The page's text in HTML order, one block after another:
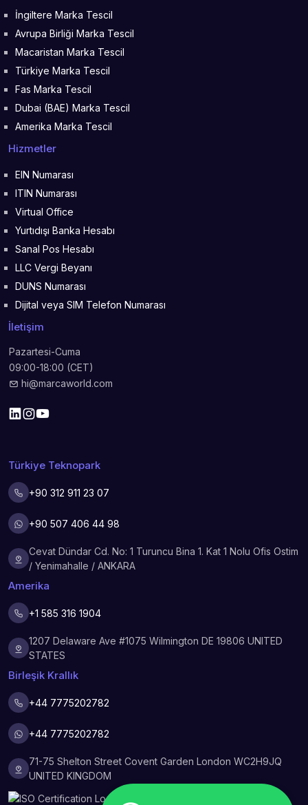
İngiltere Marka Tescil
Avrupa Birliği Marka Tescil
Macaristan Marka Tescil
Türkiye Marka Tescil
Fas Marka Tescil
Dubai (BAE) Marka Tescil
Amerika Marka Tescil
Hizmetler
EIN Numarası
ITIN Numarası
Virtual Office
Yurtıdışı Banka Hesabı
Sanal Pos Hesabı
LLC Vergi Beyanı
DUNS Numarası
Dijital veya SIM Telefon Numarası
İletişim
Pazartesi-Cuma
09:00-18:00 (CET)
hi@marcaworld.com
Türkiye Teknopark
+90 312 911 23 07
+90 507 406 44 98
Cevat Dündar Cd. No: 1 Turuncu Bina 1. Kat 1 Nolu Ofis Ostim
/ Yenimahalle / ANKARA
Amerika
+1 585 316 1904
1207 Delaware Ave #1075 Wilmington DE 19806 UNITED
STATES
Birleşik Krallık
+44 7775202782
+44 7775202782
71-75 Shelton Street Covent Garden London WC2H9JQ
UNITED KINGDOM